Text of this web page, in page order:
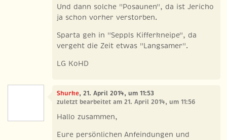
Und dann solche "Posaunen", da ist Jericho
ja schon vorher verstorben.
Sparta geh in "Seppls Kifferkneipe", da
vergeht die Zeit etwas "Langsamer".
LG KoHD
Shurke, 21. April 2014, um 11:53
zuletzt bearbeitet am 21. April 2014, um 11:56
Hallo zusammen,
Eure persönlichen Anfeindungen und